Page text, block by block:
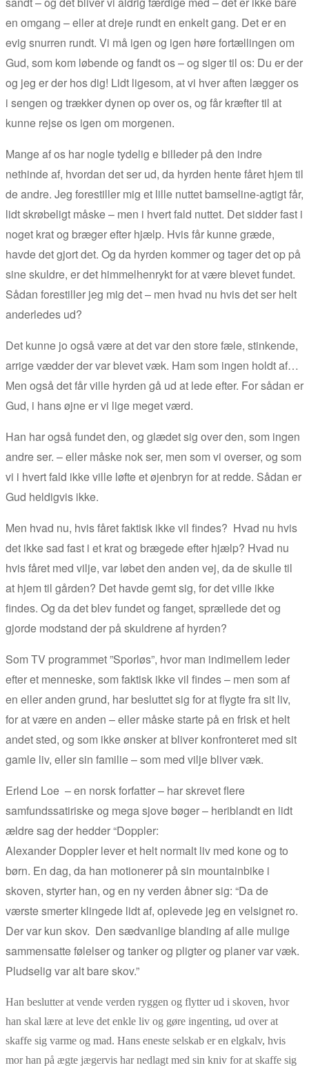
en omgang – eller at dreje rundt en enkelt gang. Det er en
evig snurren rundt. Vi må igen og igen høre fortællingen om
Gud, som kom løbende og fandt os – og siger til os: Du er der
og jeg er der hos dig! Lidt ligesom, at vi hver aften lægger os
i sengen og trækker dynen op over os, og får kræfter til at
kunne rejse os igen om morgenen.
Mange af os har nogle tydelig e billeder på den indre
nethinde af, hvordan det ser ud, da hyrden hente fåret hjem til
de andre. Jeg forestiller mig et lille nuttet bamseline-agtigt får,
lidt skrøbeligt måske – men i hvert fald nuttet. Det sidder fast i
noget krat og bræger efter hjælp. Hvis får kunne græde,
havde det gjort det. Og da hyrden kommer og tager det op på
sine skuldre, er det himmelhenrykt for at være blevet fundet.
Sådan forestiller jeg mig det – men hvad nu hvis det ser helt
anderledes ud?
Det kunne jo også være at det var den store fæle, stinkende,
arrige vædder der var blevet væk. Ham som ingen holdt af…
Men også det får ville hyrden gå ud at lede efter. For sådan er
Gud, i hans øjne er vi lige meget værd.
Han har også fundet den, og glædet sig over den, som ingen
andre ser. – eller måske nok ser, men som vi overser, og som
vi i hvert fald ikke ville løfte et øjenbryn for at redde. Sådan er
Gud heldigvis ikke.
Men hvad nu, hvis fåret faktisk ikke vil findes? Hvad nu hvis
det ikke sad fast i et krat og brægede efter hjælp? Hvad nu
hvis fåret med vilje, var løbet den anden vej, da de skulle til
at hjem til gården? Det havde gemt sig, for det ville ikke
findes. Og da det blev fundet og fanget, sprællede det og
gjorde modstand der på skuldrene af hyrden?
Som TV programmet ”Sporløs”, hvor man indimellem leder
efter et menneske, som faktisk ikke vil findes – men som af
en eller anden grund, har besluttet sig for at flygte fra sit liv,
for at være en anden – eller måske starte på en frisk et helt
andet sted, og som ikke ønsker at bliver konfronteret med sit
gamle liv, eller sin familie – som med vilje bliver væk.
Erlend Loe – en norsk forfatter – har skrevet flere
samfundssatiriske og mega sjove bøger – heriblandt en lidt
ældre sag der hedder “Doppler:
Alexander Doppler lever et helt normalt liv med kone og to
børn. En dag, da han motionerer på sin mountainbike i
skoven, styrter han, og en ny verden åbner sig: “Da de
værste smerter klingede lidt af, oplevede jeg en velsignet ro.
Der var kun skov. Den sædvanlige blanding af alle mulige
sammensatte følelser og tanker og pligter og planer var væk.
Pludselig var alt bare skov.”
Han beslutter at vende verden ryggen og flytter ud i skoven, hvor
han skal lære at leve det enkle liv og gøre ingenting, ud over at
skaffe sig varme og mad. Hans eneste selskab er en elgkalv, hvis
mor han på ægte jægervis har nedlagt med sin kniv for at skaffe sig